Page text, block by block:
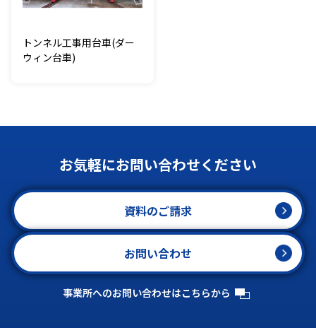
トンネル工事用台車(ダー
ウィン台車)
お気軽にお問い合わせください
資料のご請求
お問い合わせ
事業所へのお問い合わせはこちらから